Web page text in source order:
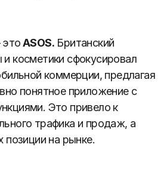
ASOS. Британский
косметики сфокусировал
коммерции, предлагая
понятное приложение с
Это привело к
трафика и продаж, а
позиции на рынке.